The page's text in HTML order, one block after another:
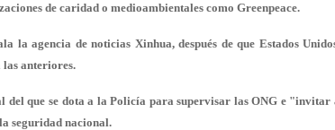
de caridad o medioambientales como Greenpeace.
la agencia de noticias Xinhua, después de que Estados
anteriores.
que se dota a la Policía para supervisar las ONG e "invitar
seguridad nacional.